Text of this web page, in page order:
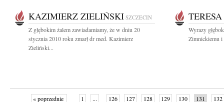
KAZIMIERZ ZIELIŃSKI SZCZECIN
Z głębokim żalem zawiadamiamy, że w dniu 20
stycznia 2010 roku zmarł dr med. Kazimierz
Zieliński...
Wyrazy
Zimnickiemu i
« poprzednie 1 ... 126 127 128 129 130 131 132